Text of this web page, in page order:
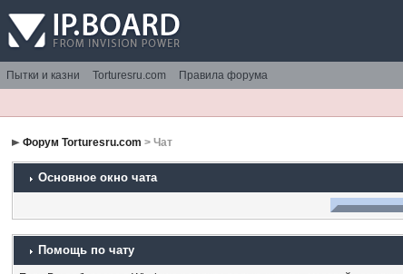
Пытки и казни Torturesru.com Правила форума
Форум Torturesru.com > Чат
Основное окно чата
Помощь по чату